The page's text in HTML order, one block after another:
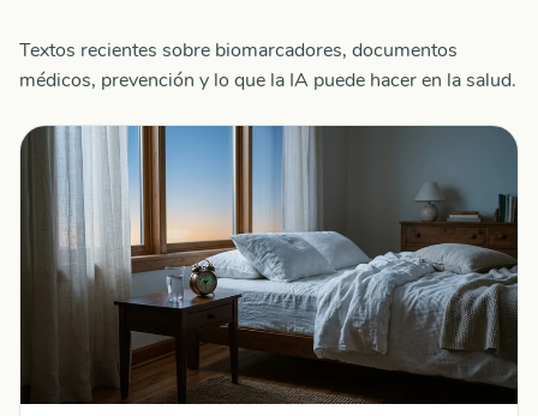
Textos recientes sobre biomarcadores, documentos
médicos, prevención y lo que la IA puede hacer en la salud.